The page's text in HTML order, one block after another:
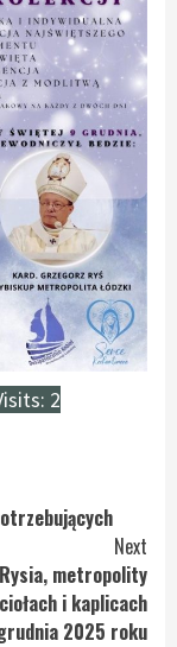
2
Next
metropolity
i kaplicach
2025 roku